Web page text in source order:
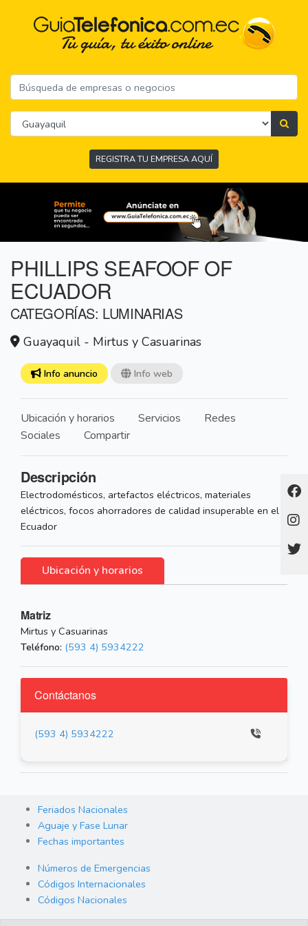
REGISTRA TU EMPRESA AQUÍ
PHILLIPS SEAFOOF OF
ECUADOR
CATEGORÍAS: LUMINARIAS
Guayaquil - Mirtus y Casuarinas
Info anuncio Info web
Ubicación y horarios Servicios
Redes
Sociales
Compartir
Descripción
Electrodomésticos, artefactos eléctricos, materiales
eléctricos, focos ahorradores de calidad insuperable en el
Ecuador
Ubicación y horarios
Matriz
Mirtus y Casuarinas
Teléfono: (593 4) 5934222
Contáctanos
(593 4) 5934222
Feriados Nacionales
Aguaje y Fase Lunar
Fechas importantes
Números de Emergencias
Códigos Internacionales
Códigos Nacionales